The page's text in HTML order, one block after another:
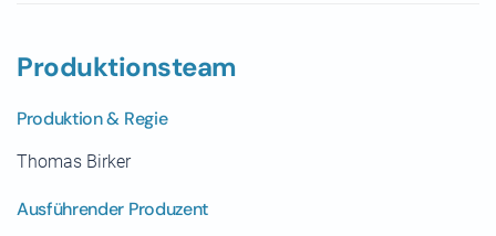
Produktionsteam
Produktion & Regie
Thomas Birker
Ausführender Produzent